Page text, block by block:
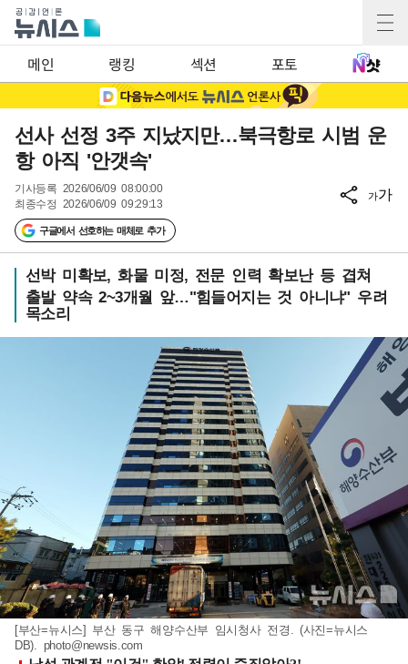
메인 랭킹 섹션 포토
선사 선정 3주 지났지만…북극항로 시범 운
항 아직 '안갯속'
기사등록 2026/06/09 08:00:00
최종수정 2026/06/09 09:29:13
구글에서 선호하는 매체로 추가
가가
선박 미확보, 화물 미정, 전문 인력 확보난 등 겹쳐
출발 약속 2~3개월 앞…"힘들어지는 것 아니냐" 우려
목소리
[부산=뉴시스] 부산 동구 해양수산부 임시청사 전경. (사진=뉴시스
DB). photo@newsis.com